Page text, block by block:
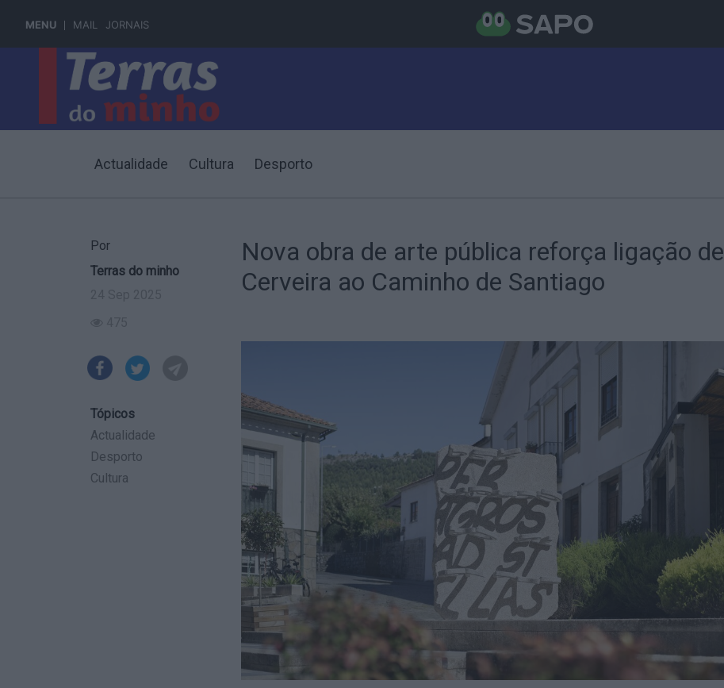
MENU MAIL JORNAIS
Actualidade Cultura Desporto
Por
Terras do minho
Tópicos
Actualidade
Desporto
Cultura
Nova obra de arte pública reforça ligação de
Cerveira ao Caminho de Santiago